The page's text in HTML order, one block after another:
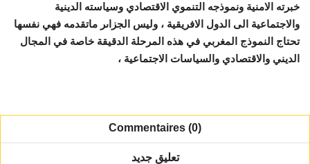
خبرته الامنية ونموذجه التنموي الاقتصادي وسياسته الدينية
والاجتماعية الى الدول الافريقية ، وليس الجزاىر ماتقدمه فهي نفسها
تحتاج النموذج المغربي في هذه المرحلة الدقيقة خاصة في المجال
الديني والاقتصادي والسياسات الاجتماعية ،
Commentaires (0)
تعليق جديد